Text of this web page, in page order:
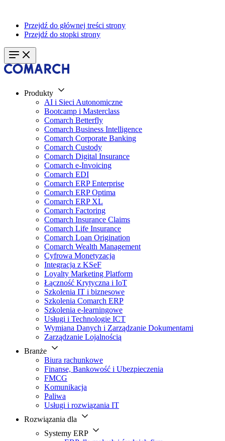
Przejdź do głównej treści strony
Przejdź do stopki strony
Produkty
AI i Sieci Autonomiczne
Bootcamp i Masterclass
Comarch Betterfly
Comarch Business Intelligence
Comarch Corporate Banking
Comarch Custody
Comarch Digital Insurance
Comarch e-Invoicing
Comarch EDI
Comarch ERP Enterprise
Comarch ERP Optima
Comarch ERP XL
Comarch Factoring
Comarch Insurance Claims
Comarch Life Insurance
Comarch Loan Origination
Comarch Wealth Management
Cyfrowa Monetyzacja
Integracja z KSeF
Loyalty Marketing Platform
Łączność Krytyczna i IoT
Szkolenia IT i biznesowe
Szkolenia Comarch ERP
Szkolenia e-learningowe
Usługi i Technologie ICT
Wymiana Danych i Zarządzanie Dokumentami
Zarządzanie Lojalnością
Branże
Biura rachunkowe
Finanse, Bankowość i Ubezpieczenia
FMCG
Komunikacja
Paliwa
Usługi i rozwiązania IT
Rozwiązania dla
Systemy ERP